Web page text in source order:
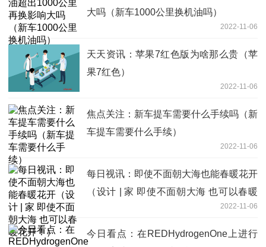
大吗（新车1000公里换机油吗）
2022-11-06
天天资讯：苹果7红色版为啥那么贵（苹
果7红色）
2022-11-06
焦点关注：新车提车需要什么手续吗（新
车提车需要什么手续）
2022-11-06
每日视讯：即使不面朝大海也能春暖花开
（设计 | 家 即使不面朝大海 也可以春暖
2022-11-06
今日看点：在REDHydrogenOne上进行